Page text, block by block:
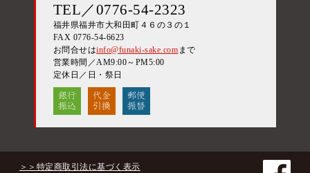
TEL／0776-54-2323
福井県福井市大和田町４６の３の１
FAX 0776-54-6623
お問合せはinfo@funaki-sake.com まで
営業時間／AM9:00～PM5:00
定休日／日・祭日
＞＞特定商取引法に基づく表示